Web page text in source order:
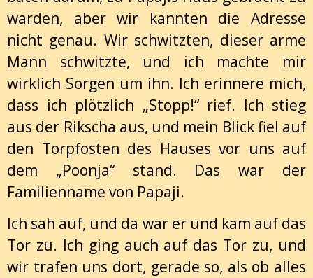
warden, aber wir kannten die Adresse
nicht genau. Wir schwitzten, dieser arme
Mann schwitzte, und ich machte mir
wirklich Sorgen um ihn. Ich erinnere mich,
dass ich plötzlich „Stopp!“ rief. Ich stieg
aus der Rikscha aus, und mein Blick fiel auf
den Torpfosten des Hauses vor uns auf
dem „Poonja“ stand. Das war der
Familienname von Papaji.
Ich sah auf, und da war er und kam auf das
Tor zu. Ich ging auch auf das Tor zu, und
wir trafen uns dort, gerade so, als ob alles